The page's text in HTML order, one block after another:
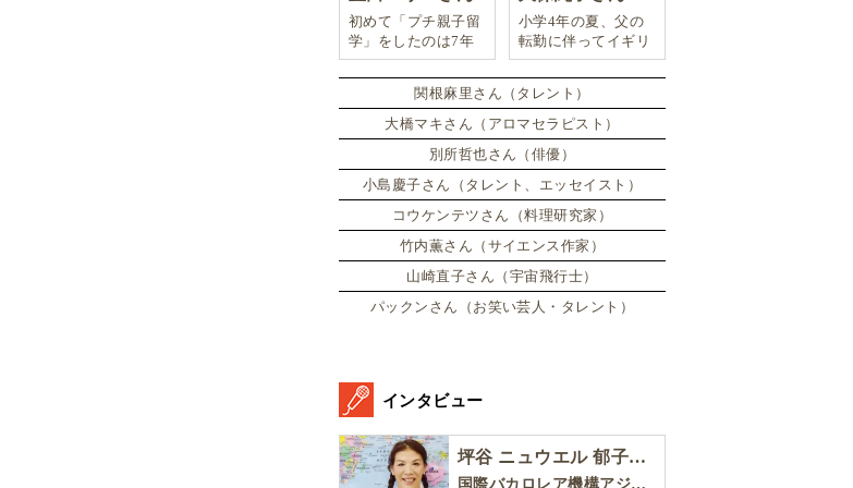
初めて「プチ親子留
学」をしたのは7年
前。娘は2週間ロン
ドンのサマースクー
ルに通い、英語劇に
挑戦したり、
小学4年の夏、父の
転勤に伴ってイギリ
スに引っ越した。
関根麻里さん（タレント）
大橋マキさん（アロマセラピスト）
別所哲也さん（俳優）
小島慶子さん（タレント、エッセイスト）
コウケンテツさん（料理研究家）
竹内薫さん（サイエンス作家）
山崎直子さん（宇宙飛行士）
パックンさん（お笑い芸人・タレント）
インタビュー
坪谷 ニュウエル 郁子さん［後編］
国際バカロレア機構アジア太平洋地区委員